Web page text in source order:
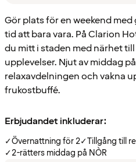
Gör plats för en weekend
tid att bara vara. På Clarion
du mitt i staden med närhet
upplevelser. Njut av middag
relaxavdelningen och vakna
frukostbuffé.
Erbjudandet inkluderar:
✓Övernattning för 2✓Tillgång till
✓2-rätters middag på NÒR